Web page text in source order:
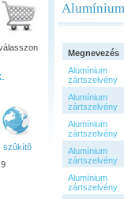
szûkítõ
Megnevezés
Alumínium
zártszelvény
Alumínium
zártszelvény
Alumínium
zártszelvény
Alumínium
zártszelvény
Alumínium
zártszelvény